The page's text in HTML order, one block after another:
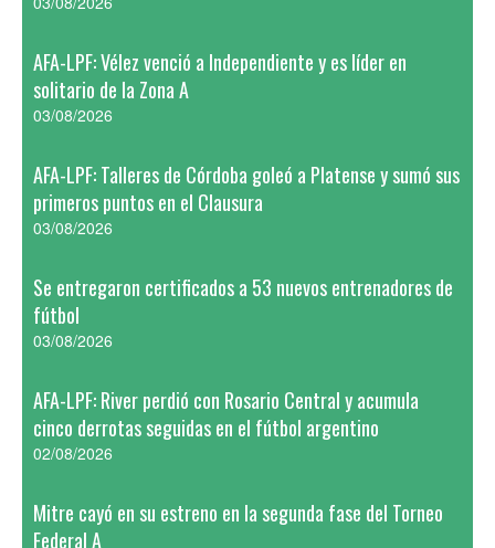
AFA-LPF: Vélez venció a Independiente y es líder en
solitario de la Zona A
03/08/2026
AFA-LPF: Talleres de Córdoba goleó a Platense y sumó sus
primeros puntos en el Clausura
03/08/2026
Se entregaron certificados a 53 nuevos entrenadores de
fútbol
03/08/2026
AFA-LPF: River perdió con Rosario Central y acumula
cinco derrotas seguidas en el fútbol argentino
02/08/2026
Mitre cayó en su estreno en la segunda fase del Torneo
Federal A